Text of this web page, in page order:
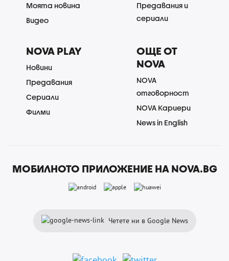
Моята новина
Видео
Предавания и
сериали
NOVA PLAY
Новини
Предавания
Сериали
Филми
ОЩЕ ОТ
NOVA
NOVA
отговорност
NOVA Кариери
News in English
МОБИЛНОТО ПРИЛОЖЕНИЕ НА NOVA.BG
Четете ни в Google News